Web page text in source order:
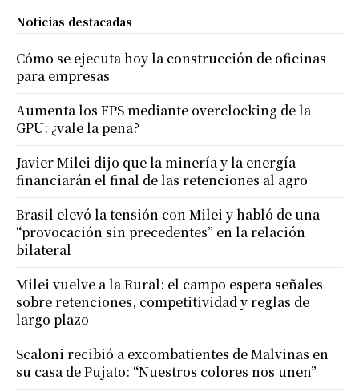
Noticias destacadas
Cómo se ejecuta hoy la construcción de oficinas
para empresas
Aumenta los FPS mediante overclocking de la
GPU: ¿vale la pena?
Javier Milei dijo que la minería y la energía
financiarán el final de las retenciones al agro
Brasil elevó la tensión con Milei y habló de una
“provocación sin precedentes” en la relación
bilateral
Milei vuelve a la Rural: el campo espera señales
sobre retenciones, competitividad y reglas de
largo plazo
Scaloni recibió a excombatientes de Malvinas en
su casa de Pujato: “Nuestros colores nos unen”